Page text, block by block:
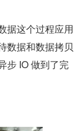
据这个过程应用
数据和数据拷贝
步 IO 做到了完